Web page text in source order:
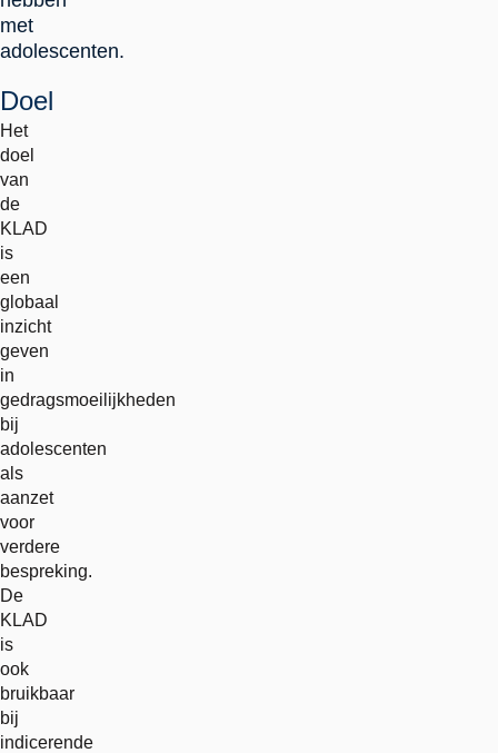
met
adolescenten.
Doel
Het
doel
van
de
KLAD
is
een
globaal
inzicht
geven
in
gedragsmoeilijkheden
bij
adolescenten
als
aanzet
voor
verdere
bespreking.
De
KLAD
is
ook
bruikbaar
bij
indicerende